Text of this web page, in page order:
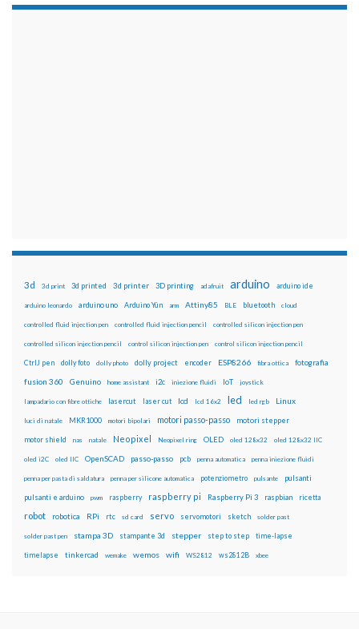
3d 3d print 3d printed 3d printer 3D printing adafruit arduino arduino ide
arduino leonardo arduino uno Arduino Yún arm Attiny85 BLE bluetooth cloud
controlled fluid injection pen controlled fluid injection pencil controlled silicon injection pen
controlled silicon injection pencil control silicon injection pen control silicon injection pencil
CtrlJ pen dolly foto dolly photo dolly project encoder ESP8266 fibra ottica fotografia
fusion 360 Genuino home assistant i2c iniezione fluidi IoT joystick
lampadario con fibre ottiche lasercut laser cut lcd lcd 16x2 led led rgb Linux
luci di natale MKR1000 motori bipolari motori passo-passo motori stepper
motor shield nas natale Neopixel Neopixel ring OLED oled 128x32 oled 128x32 IIC
oled i2C oled IIC OpenSCAD passo-passo pcb penna automatica penna iniezione fluidi
penna per pasta di saldatura penna per silicone automatica potenziometro pulsante pulsanti
pulsanti e arduino pwm raspberry raspberry pi Raspberry Pi 3 raspbian ricetta
robot robotica RPi rtc sd card servo servomotori sketch solder past
solder past pen stampa 3D stampante 3d stepper step to step time-lapse
timelapse tinkercad wemake wemos wifi WS2812 ws2812B xbee